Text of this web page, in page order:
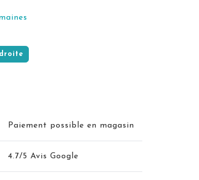
Paiement possible en magasin
4.7/5 Avis Google